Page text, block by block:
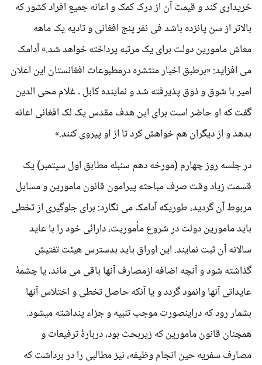
خریداری کند و قیمت آن از درک کمک و اعانه جمیع افراد کشور که
بالاتر از سن پانزده باشد فی نفر پنج افغانی و تادیه یک ماهه
معاش مامورین دولت برای یک مرتبه پرداخته خواهد شد.» آدامک
می افزاید: «برطبق اخبار منتشره درمطبوعات افغانستان این اعلان
امیر با شوق و ذوق پذیرفته شد و نماینده کابل ـ غلام محی الدین
گفت که او حاضر است برای این هدف مقدس یک لک افغانی اعانه
بدهد و از دیگران هم خواهش کرد تا از او پیروی کنند.»
در جلسه روز چهارم (مورخه دهم سنبله مطابق اول سپتمبر) یک
قسمت زیاد وقت صرف مباحثه پیرامون قانون مامورین و مسایل
مربوط آن گردید، طوریکه آدامک می نگارد: برای جلوگیری از تخطی
باید مامورین دولت در شروع مأموریت، دارائی خود را با عاید
سالانه آن ثبت نمایند. این اوراق باید بدسترس هیئت تفتیش
گذاشته شود و آنچه اضافه ازمصارف آنها باقی می ماند، یا چشمۀ
عایداتی آنها وانمود گردد و یا آنکه حاصل تخطی و اختلاس آنها
بشمار رود که دراینصورت موجب تنبیه و جزاء پنداشته میشود.
همچنان قانون مامورین که زیربحث بود، دربارۀ ترفیعات و
مصارف سفریه حین انجام وظیفه، نیز مطالبی را در برداشت که